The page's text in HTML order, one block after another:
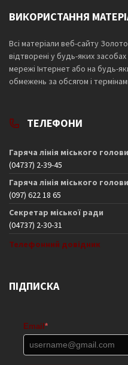
ВИКОРИСТАННЯ
Всі матеріали веб-сайту
відтворені у будь-яких
мережі Інтернет або на будь-
обмежень за обсягом і
ТЕЛЕФОНИ
Гаряча лінія міського голови
(04737) 2-39-45
Гаряча лінія міського голови
(097) 622 18 65
Секретар міської ради
(04737) 2-30-31
Телефонний довідник
ПІДПИСКА
Email *